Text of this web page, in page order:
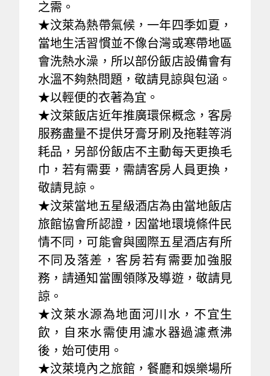
之需。
★汶萊為熱帶氣候，一年四季如夏，
當地生活習慣並不像台灣或寒帶地區
會洗熱水澡，所以部份飯店設備會有
水溫不夠熱問題，敬請見諒與包涵。
★以輕便的衣著為宜。
★汶萊飯店近年推廣環保概念，客房
服務盡量不提供牙膏牙刷及拖鞋等消
耗品，另部份飯店不主動每天更換毛
巾，若有需要，需請客房人員更換，
敬請見諒。
★汶萊當地五星級酒店為由當地飯店
旅館協會所認證，因當地環境條件民
情不同，可能會與國際五星酒店有所
不同及落差，客房若有需要加強服
務，請通知當團領隊及導遊，敬請見
諒。
★汶萊水源為地面河川水，不宜生
飲，自來水需使用濾水器過濾煮沸
後，始可使用。
★汶萊境內之旅館，餐廳和娛樂場所